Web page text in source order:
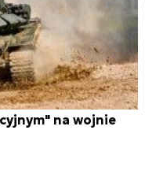
na wojnie